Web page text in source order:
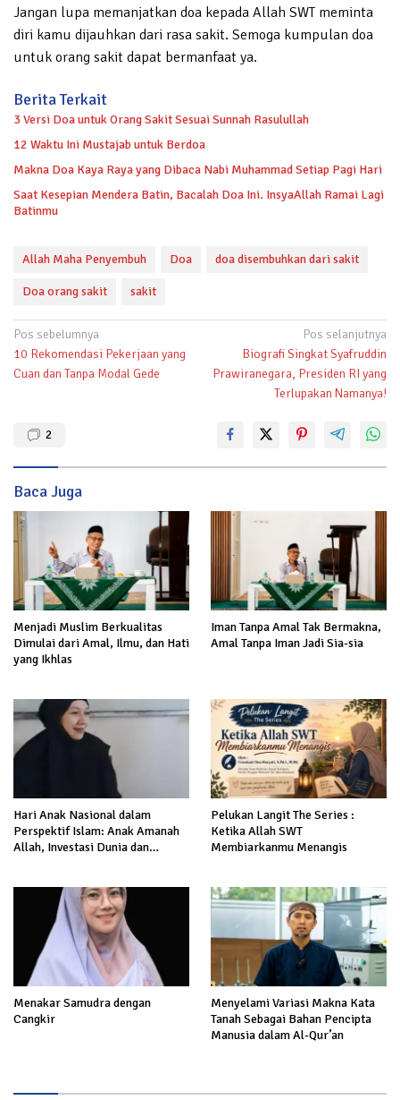
Jangan lupa memanjatkan doa kepada Allah SWT meminta
diri kamu dijauhkan dari rasa sakit. Semoga kumpulan doa
untuk orang sakit dapat bermanfaat ya.
Berita Terkait
3 Versi Doa untuk Orang Sakit Sesuai Sunnah Rasulullah
12 Waktu Ini Mustajab untuk Berdoa
Makna Doa Kaya Raya yang Dibaca Nabi Muhammad Setiap Pagi Hari
Saat Kesepian Mendera Batin, Bacalah Doa Ini. InsyaAllah Ramai Lagi
Batinmu
Allah Maha Penyembuh Doa doa disembuhkan dari sakit
Doa orang sakit sakit
Navigasi
pos
Pos sebelumnya
10 Rekomendasi Pekerjaan yang
Cuan dan Tanpa Modal Gede
Pos selanjutnya
Biografi Singkat Syafruddin
Prawiranegara, Presiden RI yang
Terlupakan Namanya!
2
Baca Juga
Menjadi Muslim Berkualitas
Dimulai dari Amal, Ilmu, dan Hati
yang Ikhlas
Iman Tanpa Amal Tak Bermakna,
Amal Tanpa Iman Jadi Sia-sia
Hari Anak Nasional dalam
Perspektif Islam: Anak Amanah
Allah, Investasi Dunia dan
Pelukan Langit The Series :
Ketika Allah SWT
Membiarkanmu Menangis
Menakar Samudra dengan
Cangkir
Menyelami Variasi Makna Kata
Tanah Sebagai Bahan Pencipta
Manusia dalam Al-Qur’an